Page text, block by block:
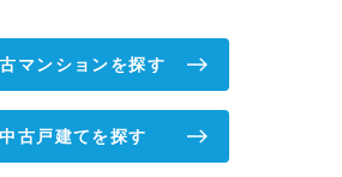
マンションを探す
中古戸建てを探す